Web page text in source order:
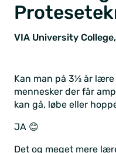
VIA University
Kan man på 3½ år
mennesker der får
kan gå, løbe eller
JA 😊
Det og meget mere